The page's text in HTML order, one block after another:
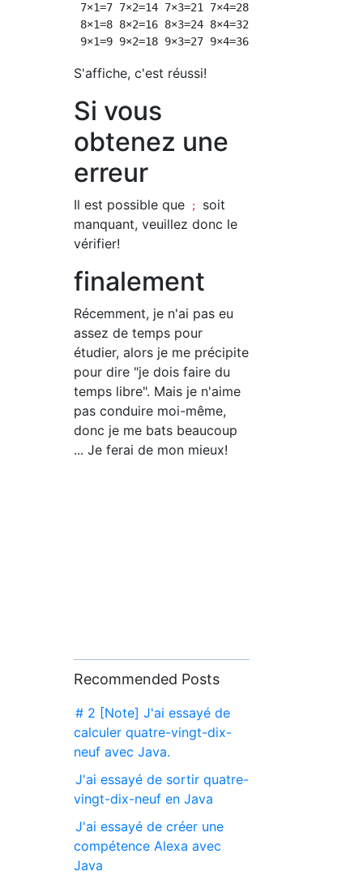
7×1=7 7×2=14 7×3=21 7×4=28 7×5=35 7×6=42
8×1=8 8×2=16 8×3=24 8×4=32 8×5=40 8×6=48
S'affiche, c'est réussi!
Si vous
obtenez une
erreur
Il est possible que ;
soit
manquant, veuillez donc le
vérifier!
finalement
Récemment, je n'ai pas eu
assez de temps pour
étudier, alors je me précipite
pour dire "je dois faire du
temps libre". Mais je n'aime
pas conduire moi-même,
donc je me bats beaucoup
... Je ferai de mon mieux!
Recommended Posts
# 2 [Note] J'ai essayé de
calculer quatre-vingt-dix-
neuf avec Java.
J'ai essayé de sortir quatre-
vingt-dix-neuf en Java
J'ai essayé de créer une
compétence Alexa avec
Java